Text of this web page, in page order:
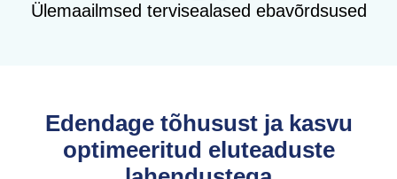
Ülemaailmsed tervisealased ebavõrdsused
Edendage tõhusust ja kasvu
optimeeritud eluteaduste